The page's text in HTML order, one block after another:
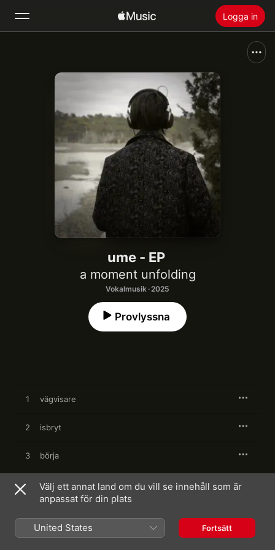
Logga in
Radio
Installera Apple Music
ume - EP
a moment unfolding
Vokalmusik · 2025
Provlyssna
1 vägvisare
2 isbryt
3 börja
4 night & day
31 januari 2025
4 låtar, 27 minuter
Välj ett annat land om du vill se innehåll som är
anpassat för din plats
United States Fortsätt